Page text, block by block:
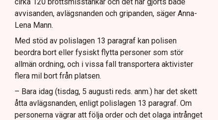
avvisanden, avlägsnanden och gripanden, säger Anna-
Lena Mann.
Med stöd av polislagen 13 paragraf kan polisen
beordra bort eller fysiskt flytta personer som stör
allmän ordning, och i vissa fall transportera aktivister
flera mil bort från platsen.
– Bara idag (tisdag, 5 augusti reds. anm.) har det skett
åtta avlägsnanden, enligt polislagen 13 paragraf. Om
personerna vägrar att följa order och det olaga intrånget